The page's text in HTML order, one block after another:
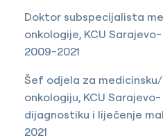
Doktor subspecijalista
onkologije, KCU
2009-2021
Šef odjela za
onkologiju, KCU
dijagnostiku i liječenje
2021